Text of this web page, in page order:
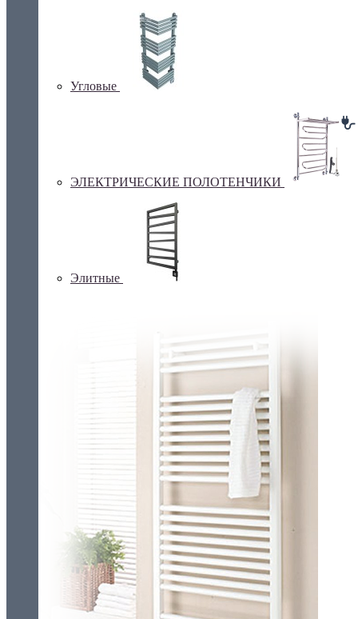
Угловые
ЭЛЕКТРИЧЕСКИЕ ПОЛОТЕНЧИКИ
Элитные